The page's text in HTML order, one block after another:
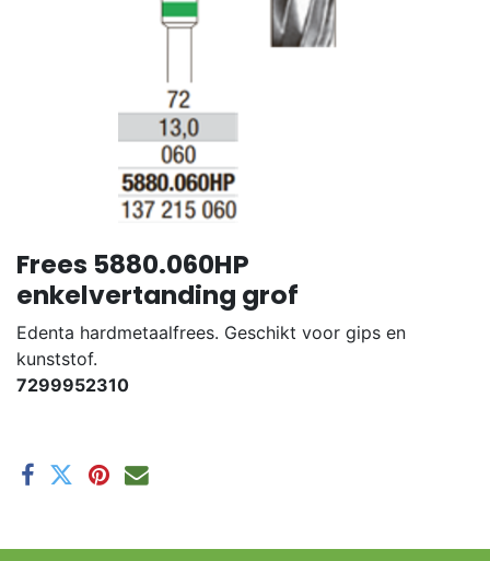
Frees 5880.060HP
enkelvertanding grof
Edenta hardmetaalfrees. Geschikt voor gips en
kunststof.
7299952310